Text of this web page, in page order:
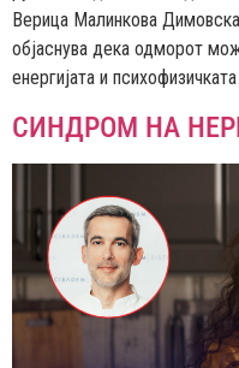
Верица Малинкова
објаснува дека одморот
енергијата и
СИНДРОМ НА